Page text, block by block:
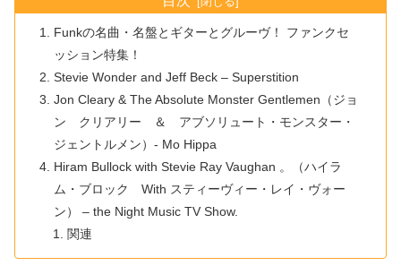
Funkの名曲・名盤とギターとグルーヴ！ ファンクセ
ッション特集！
Stevie Wonder and Jeff Beck – Superstition
Jon Cleary & The Absolute Monster Gentlemen（ジョ
ン クリアリー ＆ アブソリュート・モンスター・
ジェントルメン）- Mo Hippa
Hiram Bullock with Stevie Ray Vaughan 。（ハイラ
ム・ブロック With スティーヴィー・レイ・ヴォー
ン） – the Night Music TV Show.
関連